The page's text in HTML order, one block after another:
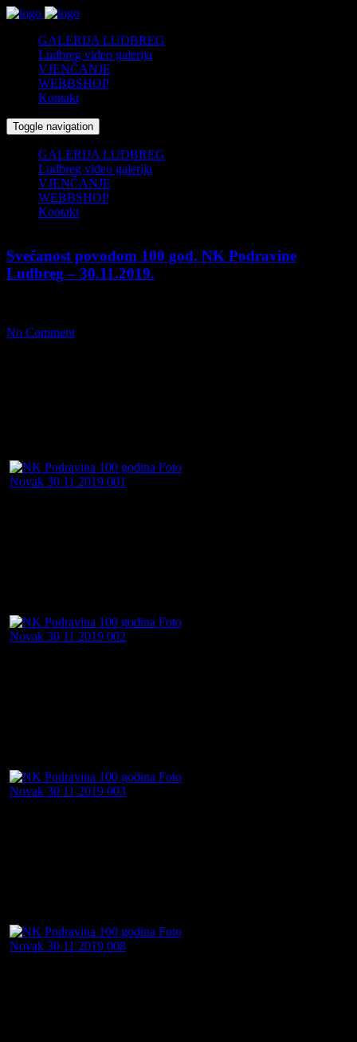
GALERIJA LUDBREG
Ludbreg video galerija
VJENČANJE
WEBBSHOP
Kontakt
Toggle navigation
GALERIJA LUDBREG
Ludbreg video galerija
VJENČANJE
WEBBSHOP
Kontakt
Svečanost povodom 100 god. NK Podravine
Ludbreg – 30.11.2019.
No Comment